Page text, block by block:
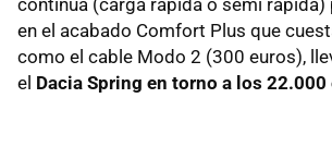
en el acabado Comfort Plus que
como el cable Modo 2 (300 euros),
el Dacia Spring en torno a los 22.000